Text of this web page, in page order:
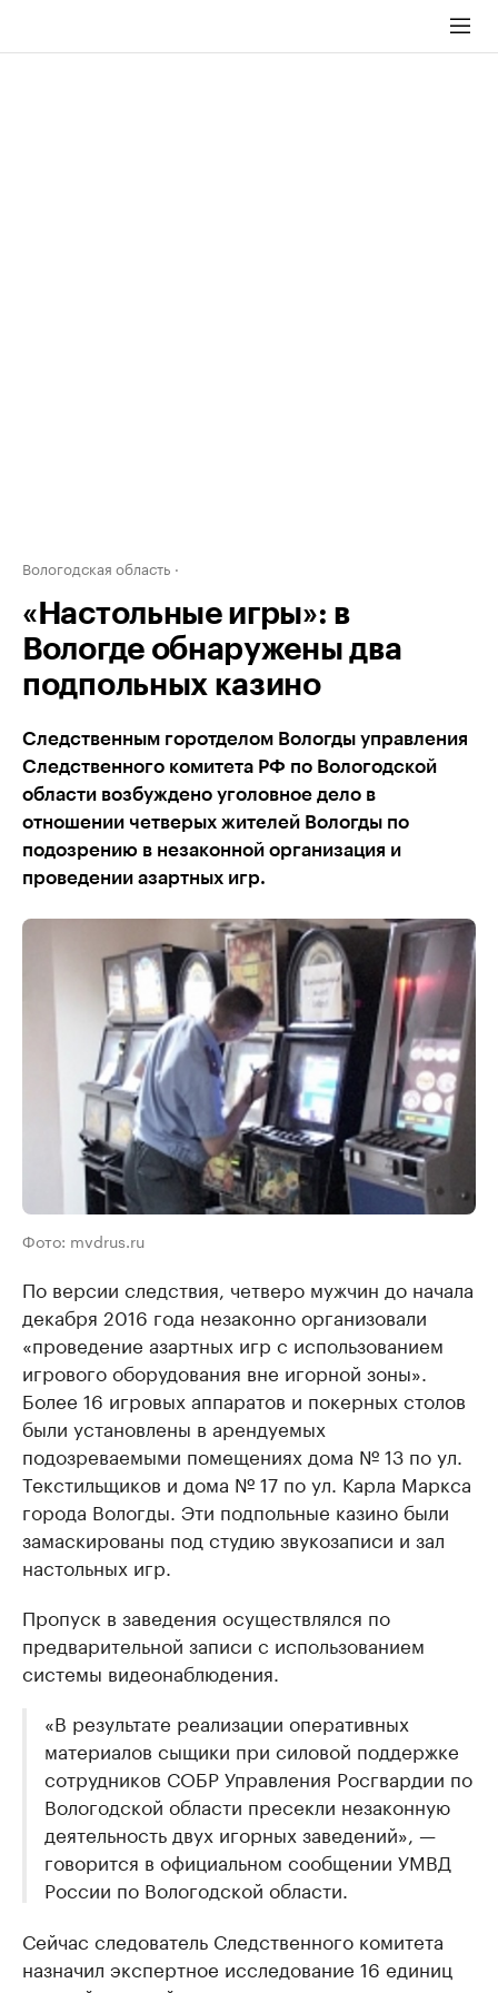
Вологодская область
«Настольные игры»: в
Вологде обнаружены два
подпольных казино
Следственным горотделом Вологды управления
Следственного комитета РФ по Вологодской
области возбуждено уголовное дело в
отношении четверых жителей Вологды по
подозрению в незаконной организация и
проведении азартных игр.
Фото: mvdrus.ru
По версии следствия, четверо мужчин до начала
декабря 2016 года незаконно организовали
«проведение азартных игр с использованием
игрового оборудования вне игорной зоны».
Более 16 игровых аппаратов и покерных столов
были установлены в арендуемых
подозреваемыми помещениях дома № 13 по ул.
Текстильщиков и дома № 17 по ул. Карла Маркса
города Вологды. Эти подпольные казино были
замаскированы под студию звукозаписи и зал
настольных игр.
Пропуск в заведения осуществлялся по
предварительной записи с использованием
системы видеонаблюдения.
«В результате реализации оперативных
материалов сыщики при силовой поддержке
сотрудников СОБР Управления Росгвардии по
Вологодской области пресекли незаконную
деятельность двух игорных заведений», —
говорится в официальном сообщении УМВД
России по Вологодской области.
Сейчас следователь Следственного комитета
назначил экспертное исследование 16 единиц